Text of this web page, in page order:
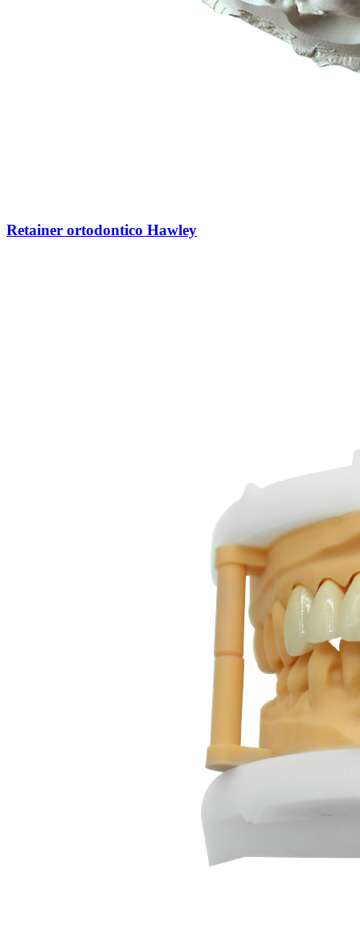
Retainer ortodontico Hawley